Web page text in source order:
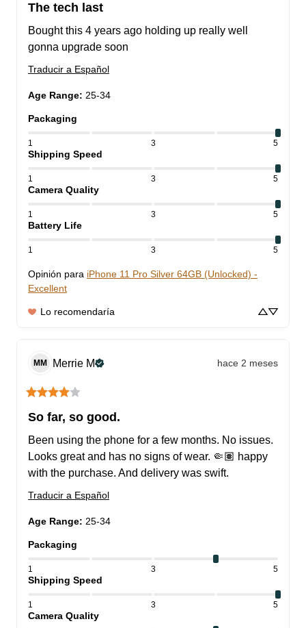
The tech last
Bought this 4 years ago holding up really well
gonna upgrade soon
Traducir a Español
Age Range: 25-34
Packaging
1 3 5
Shipping Speed
1 3 5
Camera Quality
1 3 5
Battery Life
1 3 5
Opinión para iPhone 11 Pro Silver 64GB (Unlocked) -
Excellent
Lo recomendaría
MM Merrie M hace 2 meses
So far, so good.
Been using the phone for a few months. No issues.
Looks great and has no signs of wear. 🤏🏽 happy
with the purchase. And delivery was swift.
Traducir a Español
Age Range: 25-34
Packaging
1 3 5
Shipping Speed
1 3 5
Camera Quality